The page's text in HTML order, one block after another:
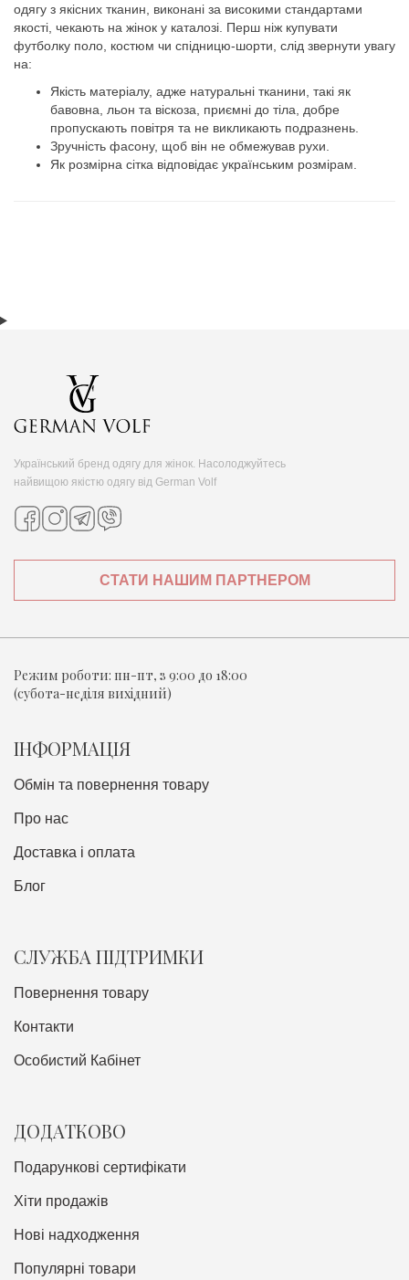
одягу з якісних тканин, виконані за високими стандартами
якості, чекають на жінок у каталозі. Перш ніж купувати
футболку поло, костюм чи спідницю-шорти, слід звернути увагу
на:
Якість матеріалу, адже натуральні тканини, такі як
бавовна, льон та віскоза, приємні до тіла, добре
пропускають повітря та не викликають подразнень.
Зручність фасону, щоб він не обмежував рухи.
Як розмірна сітка відповідає українським розмірам.
Український бренд одягу для жінок. Насолоджуйтесь
найвищою якістю одягу від German Volf
СТАТИ НАШИМ ПАРТНЕРОМ
Режим роботи: пн-пт, з 9:00 до 18:00
(субота-неділя вихідний)
ІНФОРМАЦІЯ
Обмін та повернення товару
Про нас
Доставка i оплата
Блог
СЛУЖБА ПІДТРИМКИ
Повернення товару
Контакти
Особистий Кабінет
ДОДАТКОВО
Подарункові сертифікати
Хіти продажів
Нові надходження
Популярні товари